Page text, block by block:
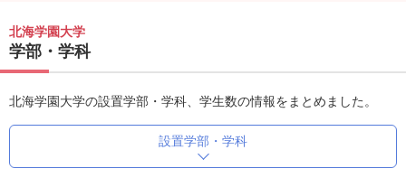
北海学園大学
学部・学科
北海学園大学の設置学部・学科、学生数の情報をまとめました。
設置学部・学科